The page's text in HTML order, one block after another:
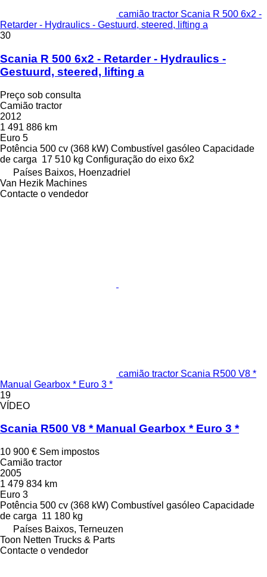
camião tractor Scania R 500 6x2 -
Retarder - Hydraulics - Gestuurd, steered, lifting a
30
Scania R 500 6x2 - Retarder - Hydraulics -
Gestuurd, steered, lifting a
Preço sob consulta
Camião tractor
2012
1 491 886 km
Euro 5
Potência 500 cv (368 kW) Combustível gasóleo Capacidade
de carga 17 510 kg Configuração do eixo 6x2
Países Baixos, Hoenzadriel
Van Hezik Machines
Contacte o vendedor
camião tractor Scania R500 V8 *
Manual Gearbox * Euro 3 *
19
VÍDEO
Scania R500 V8 * Manual Gearbox * Euro 3 *
10 900 € Sem impostos
Camião tractor
2005
1 479 834 km
Euro 3
Potência 500 cv (368 kW) Combustível gasóleo Capacidade
de carga 11 180 kg
Países Baixos, Terneuzen
Toon Netten Trucks & Parts
Contacte o vendedor